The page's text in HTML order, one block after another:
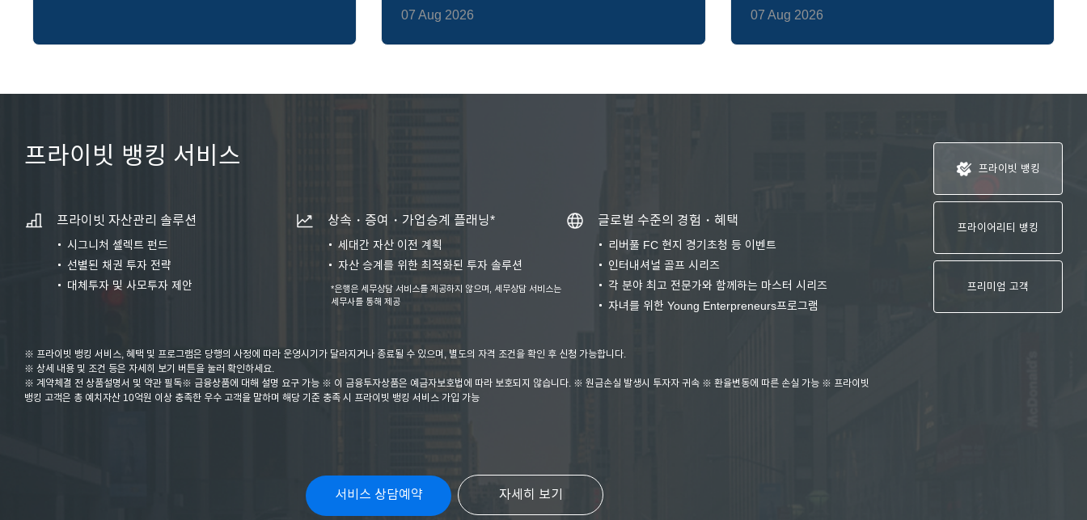
07 Aug 2026 07 Aug 2026
프라이빗 뱅킹 서비스
프라이빗 자산관리 솔루션
시그니처 셀렉트 펀드
선별된 채권 투자 전략
대체투자 및 사모투자 제안
상속・증여・가업승계 플래닝*
세대간 자산 이전 계획
자산 승계를 위한 최적화된 투자 솔루션
*은행은 세무상담 서비스를 제공하지 않으며, 세무상담 서비스는
세무사를 통해 제공
글로벌 수준의 경험・혜택
리버풀 FC 현지 경기초청 등 이벤트
인터내셔널 골프 시리즈
각 분야 최고 전문가와 함께하는 마스터 시리즈
자녀를 위한 Young Enterpreneurs프로그램
※ 프라이빗 뱅킹 서비스, 혜택 및 프로그램은 당행의 사정에 따라 운영시기가 달라지거나 종료될 수 있으며, 별도의 자격 조건을 확인 후 신청 가능합니다.
※ 상세 내용 및 조건 등은 자세히 보기 버튼을 눌러 확인하세요.
※ 계약체결 전 상품설명서 및 약관 필독※ 금융상품에 대해 설명 요구 가능 ※ 이 금융투자상품은 예금자보호법에 따라 보호되지 않습니다. ※ 원금손실 발생시 투자자 귀속 ※ 환율변동에 따른 손실 가능 ※ 프라이빗
뱅킹 고객은 총 예치자산 10억원 이상 충족한 우수 고객을 말하며 해당 기준 충족 시 프라이빗 뱅킹 서비스 가입 가능
서비스 상담예약 자세히 보기
프라이어리티 뱅킹
전문가 그룹의 맞춤형 자산관리
글로벌 컨퍼런스 초청
자산관리 전문가 PB RM을 통한
프라이빗 뱅킹
프라이어리티 뱅킹
프리미엄 고객